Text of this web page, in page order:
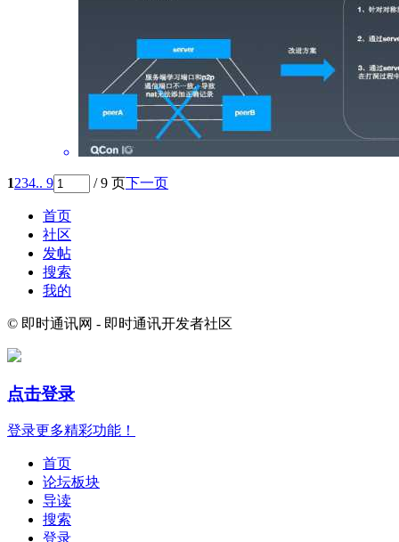
1234.. 9 / 9 页下一页
首页
社区
发帖
搜索
我的
© 即时通讯网 - 即时通讯开发者社区
点击登录
登录更多精彩功能！
首页
论坛板块
导读
搜索
登录